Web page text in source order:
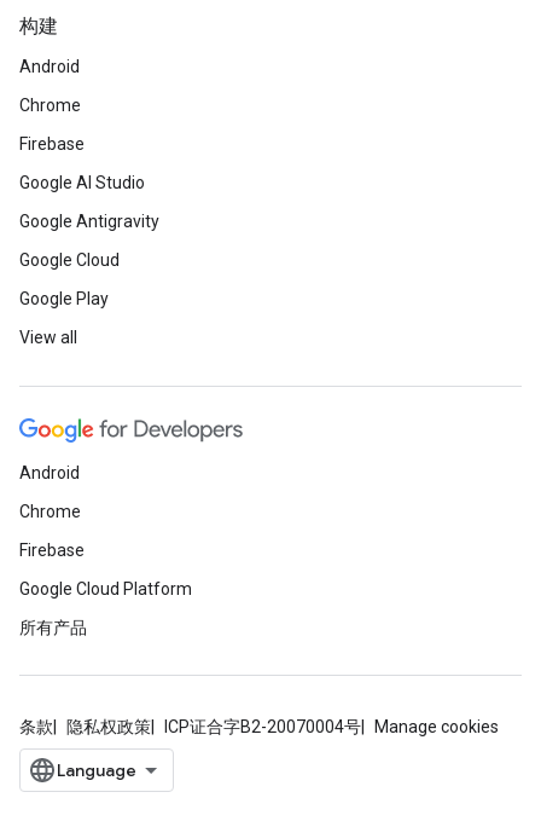
构建
Android
Chrome
Firebase
Google AI Studio
Google Antigravity
Google Cloud
Google Play
View all
Android
Chrome
Firebase
Google Cloud Platform
所有产品
条款 隐私权政策 ICP证合字B2-20070004号 Manage cookies